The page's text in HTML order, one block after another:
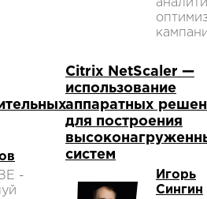
-
Citrix NetScaler —
использование
аппаратных
для построения
систем
Игорь
Сингин